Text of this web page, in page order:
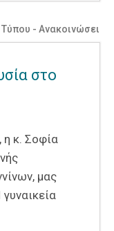
- Ανακοινώσεις
στο
η κ. Σοφία
μας